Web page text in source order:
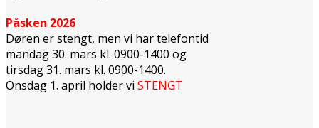
Påsken 2026
Døren er stengt, men vi har telefontid
mandag 30. mars kl. 0900-1400 og
tirsdag 31. mars kl. 0900-1400.
Onsdag 1. april holder vi STENGT